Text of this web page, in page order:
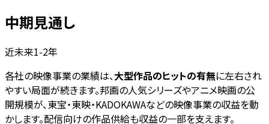
中期見通し
近未来1-2年
各社の映像事業の業績は、大型作品のヒットの有無に左右され
やすい局面が続きます。邦画の人気シリーズやアニメ映画の公
開規模が、東宝・東映・KADOKAWAなどの映像事業の収益を動
かします。配信向けの作品供給も収益の一部を支えます。